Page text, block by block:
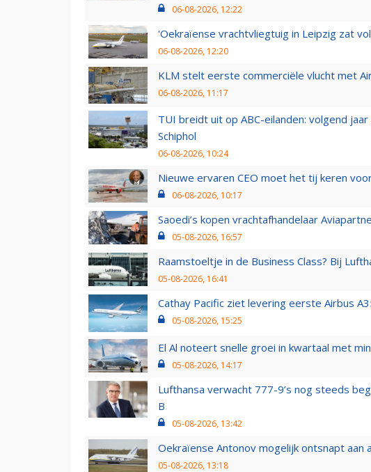
06-08-2026, 12:22
'Oekraïense vrachtvliegtuig in Leipzig zat
06-08-2026, 12:20
KLM stelt eerste commerciële vlucht met
06-08-2026, 11:17
TUI breidt uit op ABC-eilanden: volgend
Schiphol
06-08-2026, 10:24
Nieuwe ervaren CEO moet het tij keren
06-08-2026, 10:17
Saoedi’s kopen vrachtafhandelaar
05-08-2026, 16:57
Raamstoeltje in de Business Class? Bij
05-08-2026, 16:41
Cathay Pacific ziet levering eerste Airbus
05-08-2026, 15:25
El Al noteert snelle groei in kwartaal met
05-08-2026, 14:17
Lufthansa verwacht 777-9’s nog steeds
B
05-08-2026, 13:42
Oekraïense Antonov mogelijk ontsnapt aan
05-08-2026, 13:18